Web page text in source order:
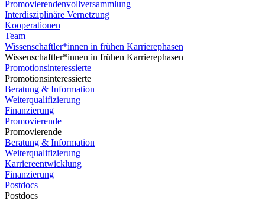
Promovierendenvollversammlung
Interdisziplinäre Vernetzung
Kooperationen
Team
Wissenschaftler*innen in frühen Karrierephasen
Wissenschaftler*innen in frühen Karrierephasen
Promotionsinteressierte
Promotionsinteressierte
Beratung & Information
Weiterqualifizierung
Finanzierung
Promovierende
Promovierende
Beratung & Information
Weiterqualifizierung
Karriereentwicklung
Finanzierung
Postdocs
Postdocs